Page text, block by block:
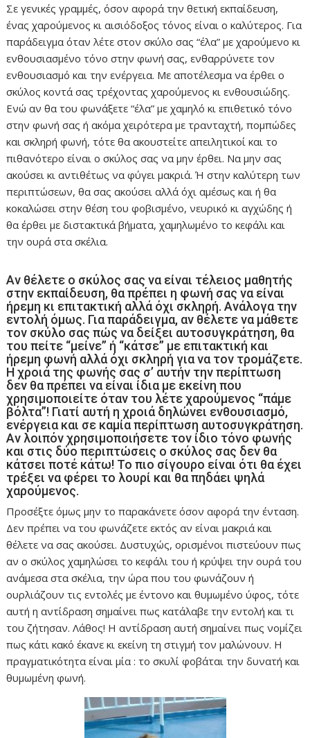
Σε γενικές γραμμές, όσον αφορά την θετική εκπαίδευση,
ένας χαρούμενος κι αισιόδοξος τόνος είναι ο καλύτερος. Για
παράδειγμα όταν λέτε στον σκύλο σας “έλα” με χαρούμενο κι
ενθουσιασμένο τόνο στην φωνή σας, ενθαρρύνετε τον
ενθουσιασμό και την ενέργεια. Με αποτέλεσμα να έρθει ο
σκύλος κοντά σας τρέχοντας χαρούμενος κι ενθουσιώδης.
Ενώ αν θα του φωνάξετε “έλα” με χαμηλό κι επιθετικό τόνο
στην φωνή σας ή ακόμα χειρότερα με τρανταχτή, πομπώδες
και σκληρή φωνή, τότε θα ακουστείτε απειλητικοί και το
πιθανότερο είναι ο σκύλος σας να μην έρθει. Να μην σας
ακούσει κι αντιθέτως να φύγει μακριά. Ή στην καλύτερη των
περιπτώσεων, θα σας ακούσει αλλά όχι αμέσως και ή θα
κοκαλώσει στην θέση του φοβισμένο, νευρικό κι αγχώδης ή
θα έρθει με διστακτικά βήματα, χαμηλωμένο το κεφάλι και
την ουρά στα σκέλια.
Αν θέλετε ο σκύλος σας να είναι τέλειος μαθητής
στην εκπαίδευση, θα πρέπει η φωνή σας να είναι
ήρεμη κι επιτακτική αλλά όχι σκληρή. Ανάλογα την
εντολή όμως. Για παράδειγμα, αν θέλετε να μάθετε
τον σκύλο σας πώς να δείξει αυτοσυγκράτηση, θα
του πείτε “μείνε” ή “κάτσε” με επιτακτική και
ήρεμη φωνή αλλά όχι σκληρή για να τον τρομάζετε.
Η χροιά της φωνής σας σ’ αυτήν την περίπτωση
δεν θα πρέπει να είναι ίδια με εκείνη που
χρησιμοποιείτε όταν του λέτε χαρούμενος “πάμε
βόλτα”! Γιατί αυτή η χροιά δηλώνει ενθουσιασμό,
ενέργεια και σε καμία περίπτωση αυτοσυγκράτηση.
Αν λοιπόν χρησιμοποιήσετε τον ίδιο τόνο φωνής
και στις δύο περιπτώσεις ο σκύλος σας δεν θα
κάτσει ποτέ κάτω! Το πιο σίγουρο είναι ότι θα έχει
τρέξει να φέρει το λουρί και θα πηδάει ψηλά
χαρούμενος.
Προσέξτε όμως μην το παρακάνετε όσον αφορά την ένταση.
Δεν πρέπει να του φωνάζετε εκτός αν είναι μακριά και
θέλετε να σας ακούσει. Δυστυχώς, ορισμένοι πιστεύουν πως
αν ο σκύλος χαμηλώσει το κεφάλι του ή κρύψει την ουρά του
ανάμεσα στα σκέλια, την ώρα που του φωνάζουν ή
ουρλιάζουν τις εντολές με έντονο και θυμωμένο ύφος, τότε
αυτή η αντίδραση σημαίνει πως κατάλαβε την εντολή και τι
του ζήτησαν. Λάθος! Η αντίδραση αυτή σημαίνει πως νομίζει
πως κάτι κακό έκανε κι εκείνη τη στιγμή τον μαλώνουν. Η
πραγματικότητα είναι μία : το σκυλί φοβάται την δυνατή και
θυμωμένη φωνή.